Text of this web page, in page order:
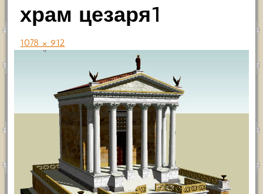
храм цезаря1
1078 × 912